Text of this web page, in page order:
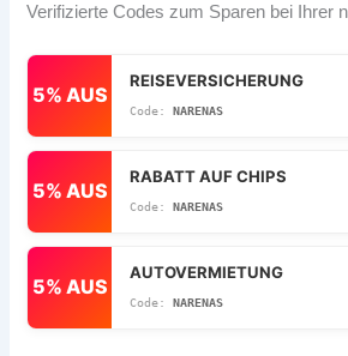
Verifizierte Codes zum Sparen bei Ihrer
5% AUS
REISEVERSICHERUNG
NARENAS
5% AUS
RABATT AUF CHIPS
NARENAS
5% AUS
AUTOVERMIETUNG
NARENAS